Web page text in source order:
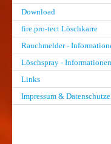
Download
fire.pro-tect Löschkarre
Rauchmelder -
Löschspray - Informationen
Links
Impressum &